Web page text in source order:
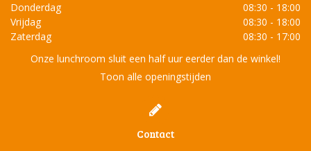
Donderdag
08:30 - 18:00
Vrijdag
08:30 - 18:00
Zaterdag
08:30 - 17:00
Onze lunchroom sluit een half uur eerder dan de winkel!
Toon alle openingstijden
Contact